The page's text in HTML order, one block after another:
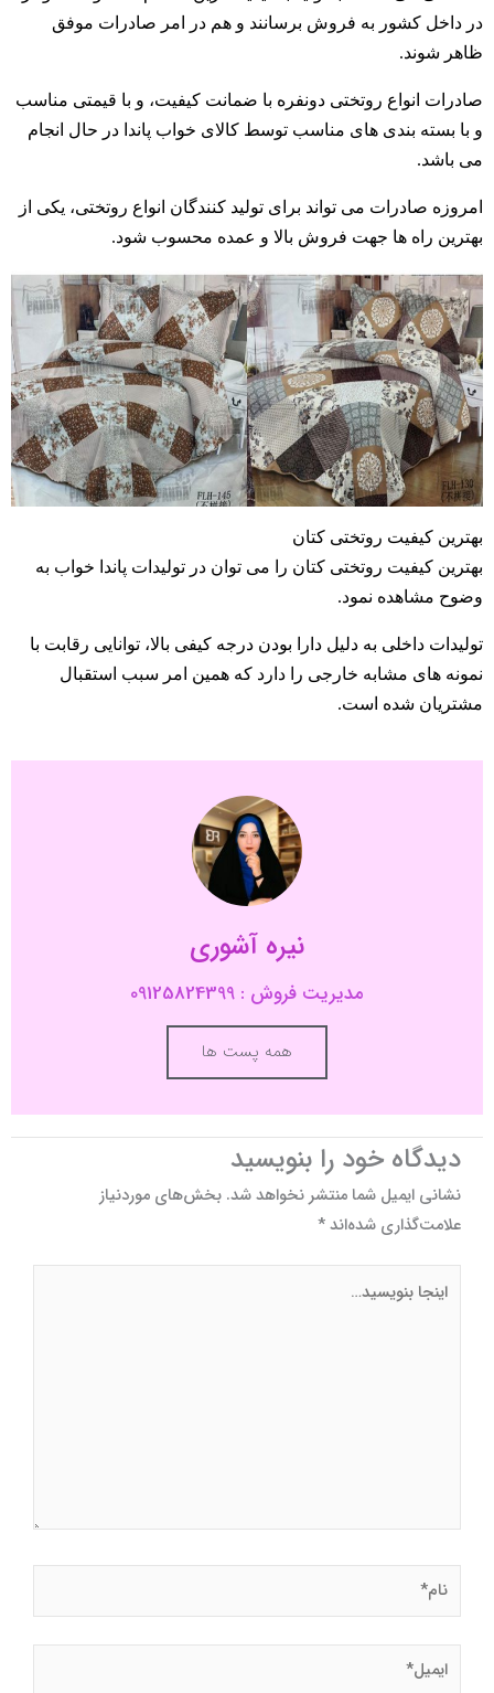
در داخل کشور به فروش برسانند و هم در امر صادرات موفق
ظاهر شوند.
صادرات انواع روتختی دونفره با ضمانت کیفیت، و با قیمتی مناسب
و با بسته بندی های مناسب توسط کالای خواب پاندا در حال انجام
می باشد.
امروزه صادرات می تواند برای تولید کنندگان انواع روتختی، یکی از
بهترین راه ها جهت فروش بالا و عمده محسوب شود.
بهترین کیفیت روتختی کتان
بهترین کیفیت روتختی کتان را می توان در تولیدات پاندا خواب به
وضوح مشاهده نمود.
تولیدات داخلی به دلیل دارا بودن درجه کیفی بالا، توانایی رقابت با
نمونه های مشابه خارجی را دارد که همین امر سبب استقبال
مشتریان شده است.
نیره آشوری
مدیریت فروش : 09125824399
همه پست ها
دیدگاه‌ خود را بنویسید
نشانی ایمیل شما منتشر نخواهد شد. بخش‌های موردنیاز
علامت‌گذاری شده‌اند*
بنویسید…
نام*
ایمیل*